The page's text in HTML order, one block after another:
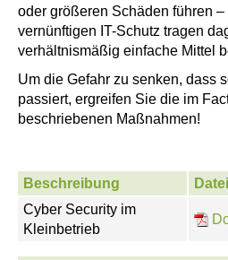
oder größeren Schäden führen –
vernünftigen IT-Schutz tragen
verhältnismäßig einfache Mittel
Um die Gefahr zu senken, dass
passiert, ergreifen Sie die im
beschriebenen Maßnahmen!
Beschreibung
Datei
Cyber Security im
Kleinbetrieb